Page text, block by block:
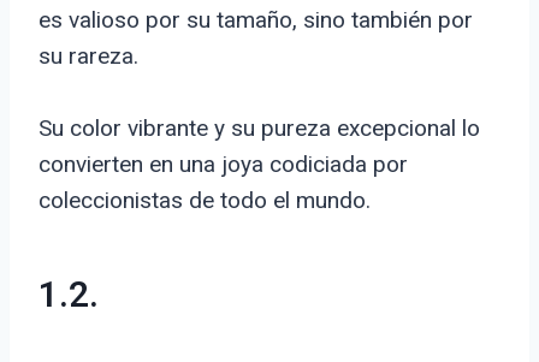
es valioso por su tamaño, sino también por
su rareza.
Su color vibrante y su pureza excepcional lo
convierten en una joya codiciada por
coleccionistas de todo el mundo.
1.2.